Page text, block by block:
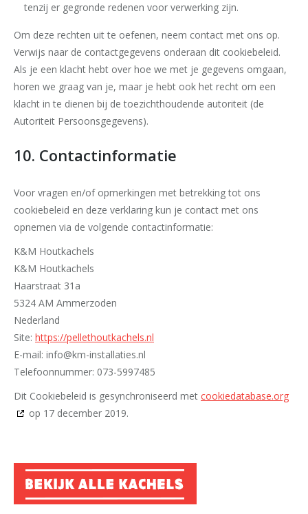
tenzij er gegronde redenen voor verwerking zijn.
Om deze rechten uit te oefenen, neem contact met ons op.
Verwijs naar de contactgegevens onderaan dit cookiebeleid.
Als je een klacht hebt over hoe we met je gegevens omgaan,
horen we graag van je, maar je hebt ook het recht om een
klacht in te dienen bij de toezichthoudende autoriteit (de
Autoriteit Persoonsgegevens).
10. Contactinformatie
Voor vragen en/of opmerkingen met betrekking tot ons
cookiebeleid en deze verklaring kun je contact met ons
opnemen via de volgende contactinformatie:
K&M Houtkachels
K&M Houtkachels
Haarstraat 31a
5324 AM Ammerzoden
Nederland
Site: https://pellethoutkachels.nl
E-mail: info@km-installaties.nl
Telefoonnummer: 073-5997485
Dit Cookiebeleid is gesynchroniseerd met cookiedatabase.org
op 17 december 2019.